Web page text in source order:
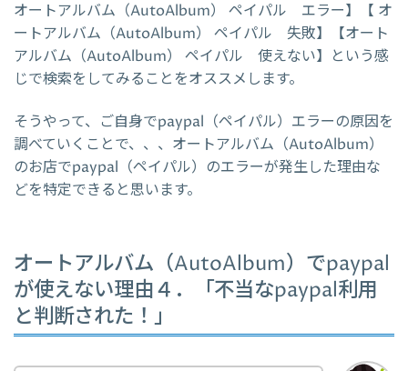
オートアルバム（AutoAlbum） ペイパル エラー】【 オ
ートアルバム（AutoAlbum） ペイパル 失敗】【オート
アルバム（AutoAlbum） ペイパル 使えない】という感
じで検索をしてみることをオススメします。
そうやって、ご自身でpaypal（ペイパル）エラーの原因を
調べていくことで、、、オートアルバム（AutoAlbum）
のお店でpaypal（ペイパル）のエラーが発生した理由な
どを特定できると思います。
オートアルバム（AutoAlbum）でpaypal
が使えない理由４．「不当なpaypal利用
と判断された！」